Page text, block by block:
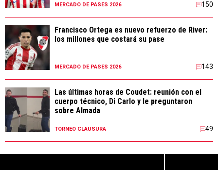
MERCADO DE PASES 2026 150
Francisco Ortega es nuevo refuerzo de River:
los millones que costará su pase
MERCADO DE PASES 2026 143
Las últimas horas de Coudet: reunión con el
cuerpo técnico, Di Carlo y le preguntaron
sobre Almada
TORNEO CLAUSURA 49